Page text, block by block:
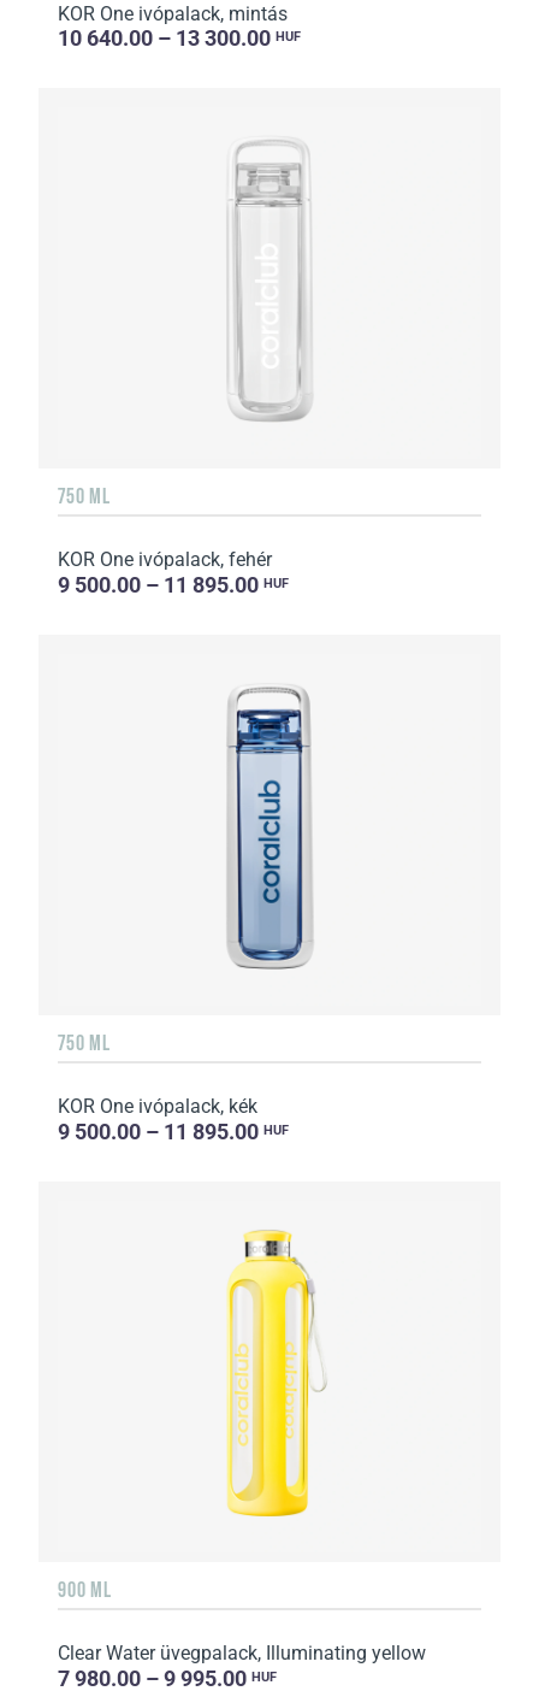
KOR One ivópalack, mintás
10 640.00 – 13 300.00 HUF
750 ML
KOR One ivópalack, fehér
9 500.00 – 11 895.00 HUF
750 ML
KOR One ivópalack, kék
9 500.00 – 11 895.00 HUF
900 ML
Clear Water üvegpalack, Illuminating yellow
7 980.00 – 9 995.00 HUF